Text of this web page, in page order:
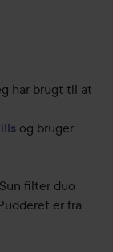
1 måned
har brugt til at
og bruger
filter duo
er fra